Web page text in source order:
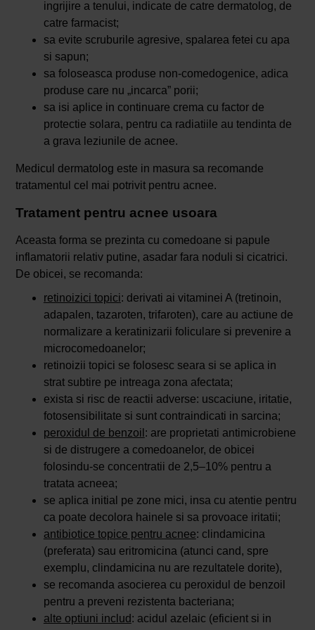
ingrijire a tenului, indicate de catre dermatolog, de
catre farmacist;
sa evite scruburile agresive, spalarea fetei cu apa
si sapun;
sa foloseasca produse non-comedogenice, adica
produse care nu „incarca” porii;
sa isi aplice in continuare crema cu factor de
protectie solara, pentru ca radiatiile au tendinta de
a grava leziunile de acnee.
Medicul dermatolog este in masura sa recomande
tratamentul cel mai potrivit pentru acnee.
Tratament pentru acnee usoara
Aceasta forma se prezinta cu comedoane si papule
inflamatorii relativ putine, asadar fara noduli si cicatrici.
De obicei, se recomanda:
retinoizici topici: derivati ai vitaminei A (tretinoin,
adapalen, tazaroten, trifaroten), care au actiune de
normalizare a keratinizarii foliculare si prevenire a
microcomedoanelor;
retinoizii topici se folosesc seara si se aplica in
strat subtire pe intreaga zona afectata;
exista si risc de reactii adverse: uscaciune, iritatie,
fotosensibilitate si sunt contraindicati in sarcina;
peroxidul de benzoil : are proprietati antimicrobiene
si de distrugere a comedoanelor, de obicei
folosindu-se concentratii de 2,5–10% pentru a
tratata acneea;
se aplica initial pe zone mici, insa cu atentie pentru
ca poate decolora hainele si sa provoace iritatii;
antibiotice topice pentru acnee: clindamicina
(preferata) sau eritromicina (atunci cand, spre
exemplu, clindamicina nu are rezultatele dorite),
se recomanda asocierea cu peroxidul de benzoil
pentru a preveni rezistenta bacteriana;
alte optiuni includ : acidul azelaic (eficient si in